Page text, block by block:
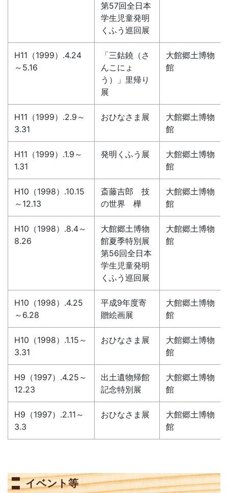
第57回全日本
学生児童発明
くふう巡回展
H11（1999）.4.24
～5.16
「三鈷鐃（さ
んこにょ
う）」里帰り
展
大館郷土博物
館
H11（1999）.2.9～
3.31
おひなさま展
大館郷土博物
館
H11（1999）.1.9～
1.31
発明くふう展
大館郷土博物
館
H10（1998）.10.15
～12.13
斎藤吉郎 技
の世界 樺
大館郷土博物
館
H10（1998）.8.4～
8.26
大館郷土博物
館夏季特別展
第56回全日本
学生児童発明
くふう巡回展
大館郷土博物
館
H10（1998）.4.25
～6.28
平成9年度寄
贈絵画展
大館郷土博物
館
H10（1998）.1.15～
3.31
おひなさま展
大館郷土博物
館
H9（1997）.4.25～
12.23
出土遺物帰館
記念特別展
大館郷土博物
館
H9（1997）.2.11～
3.3
おひなさま展
大館郷土博物
館
イベント等